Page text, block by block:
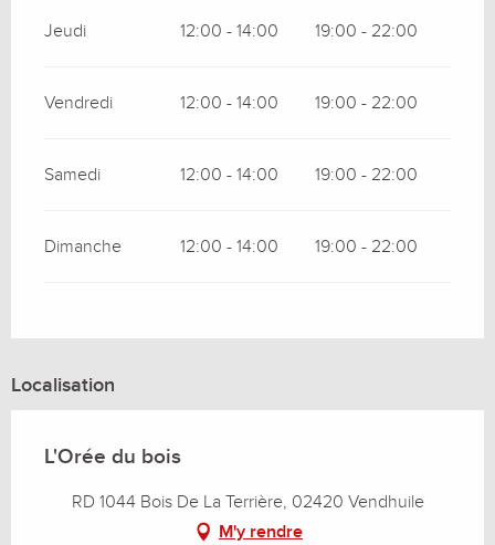
Jeudi 12:00 - 14:00 19:00 - 22:00
Vendredi 12:00 - 14:00 19:00 - 22:00
Samedi 12:00 - 14:00 19:00 - 22:00
Dimanche 12:00 - 14:00 19:00 - 22:00
Localisation
L'Orée du bois
RD 1044 Bois De La Terrière, 02420 Vendhuile
M'y rendre